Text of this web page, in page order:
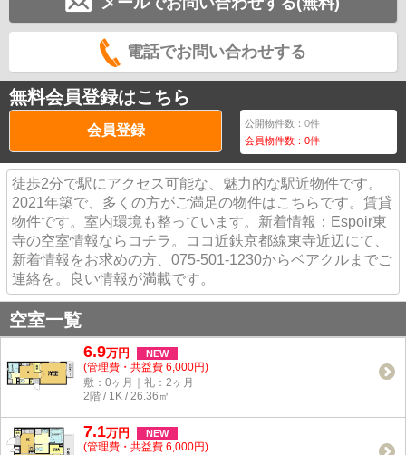
電話でお問い合わせする
無料会員登録はこちら
会員登録 公開物件数：0件
会員物件数：0件
徒歩2分で駅にアクセス可能な、魅力的な駅近物件です。
2021年築で、多くの方がご満足の物件はこちらです。賃貸
物件です。室内環境も整っています。新着情報：Espoir東
寺の空室情報ならコチラ。ココ近鉄京都線東寺近辺にて、
新着情報をお求めの方、075-501-1230からベアクルまでご
連絡を。良い情報が満載です。
空室一覧
6.9万円 NEW
(管理費・共益費 6,000円)
敷：0ヶ月｜礼：2ヶ月
2階 / 1K / 26.36㎡
7.1万円 NEW
(管理費・共益費 6,000円)